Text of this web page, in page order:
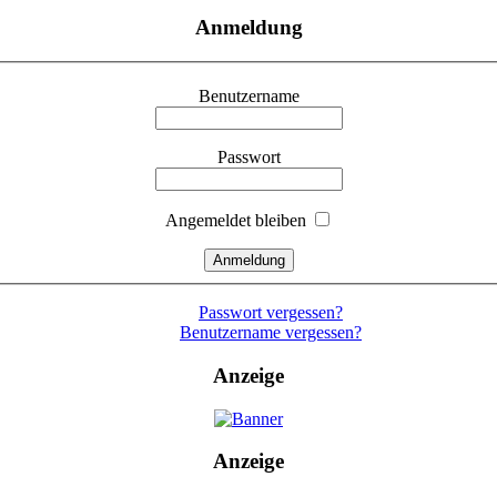
Anmeldung
Benutzername
Passwort
Angemeldet bleiben
Passwort vergessen?
Benutzername vergessen?
Anzeige
Anzeige